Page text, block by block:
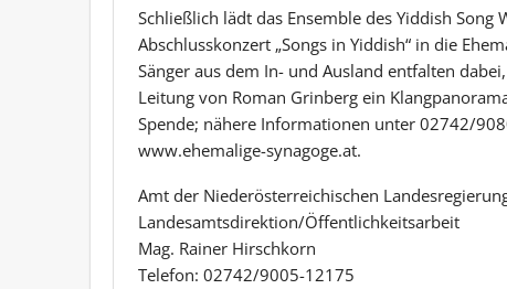
Schließlich lädt das Ensemble des Yiddish
Abschlusskonzert „Songs in Yiddish“ in die
Sänger aus dem In- und Ausland entfalten
Leitung von Roman Grinberg ein
Spende; nähere Informationen unter 02742/
www.ehemalige-synagoge.at.
Amt der Niederösterreichischen
Landesamtsdirektion/Öffentlichkeitsarbeit
Mag. Rainer Hirschkorn
Telefon: 02742/9005-12175